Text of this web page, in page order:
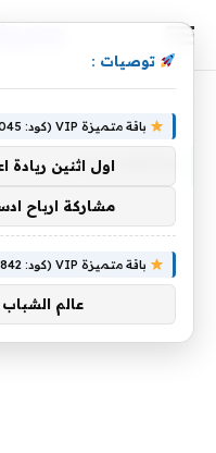
والهندسة
توصيات :
باقة متميزة VIP (كود: AA38045):
اول اثنين ريادة
مشاركة ارباح
باقة متميزة VIP (كود: AA86842):
عالم الشباب